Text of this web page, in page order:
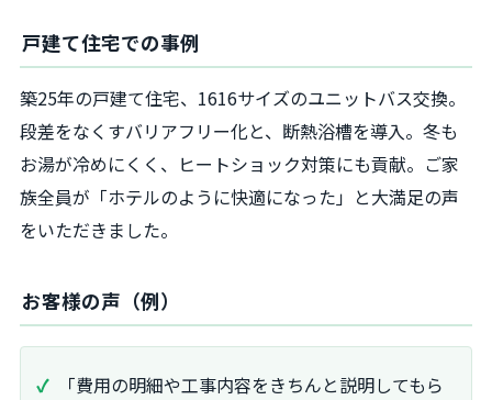
戸建て住宅での事例
築25年の戸建て住宅、1616サイズのユニットバス交換。
段差をなくすバリアフリー化と、断熱浴槽を導入。冬も
お湯が冷めにくく、ヒートショック対策にも貢献。ご家
族全員が「ホテルのように快適になった」と大満足の声
をいただきました。
お客様の声（例）
「費用の明細や工事内容をきちんと説明してもら